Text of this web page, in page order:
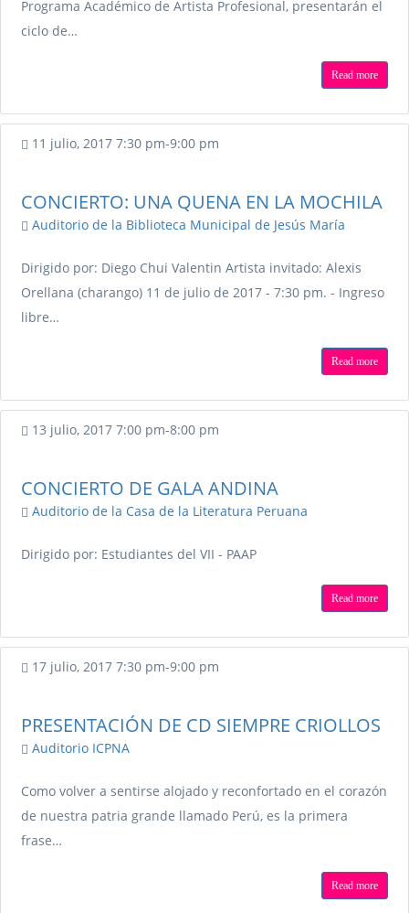
Programa Académico de Artista Profesional, presentarán el
ciclo de…
Read more
11 julio, 2017 7:30 pm-9:00 pm
CONCIERTO: UNA QUENA EN LA MOCHILA
Auditorio de la Biblioteca Municipal de Jesús María
Dirigido por: Diego Chui Valentin Artista invitado: Alexis
Orellana (charango) 11 de julio de 2017 - 7:30 pm. - Ingreso
libre…
Read more
13 julio, 2017 7:00 pm-8:00 pm
CONCIERTO DE GALA ANDINA
Auditorio de la Casa de la Literatura Peruana
Dirigido por: Estudiantes del VII - PAAP
Read more
17 julio, 2017 7:30 pm-9:00 pm
PRESENTACIÓN DE CD SIEMPRE CRIOLLOS
Auditorio ICPNA
Como volver a sentirse alojado y reconfortado en el corazón
de nuestra patria grande llamado Perú, es la primera
frase…
Read more